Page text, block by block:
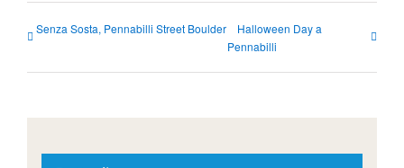
Senza Sosta, Pennabilli Street Boulder
Halloween Day a
Pennabilli